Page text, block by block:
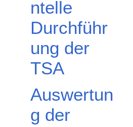
ntelle
Durchführ
ung der
TSA
Auswertun
g der